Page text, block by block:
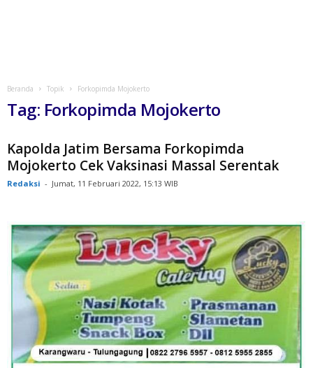
Beranda Topik Forkopimda Mojokerto
Tag: Forkopimda Mojokerto
Kapolda Jatim Bersama Forkopimda
Mojokerto Cek Vaksinasi Massal Serentak
Redaksi - Jumat, 11 Februari 2022, 15:13 WIB